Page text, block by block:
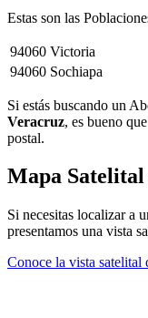
Estas son las
94060 Victoria
94060 Sochiapa
Si estás buscando un
Veracruz, es bueno
postal.
Mapa Satelital
Si necesitas localizar a
presentamos una vista
Conoce la vista satelital